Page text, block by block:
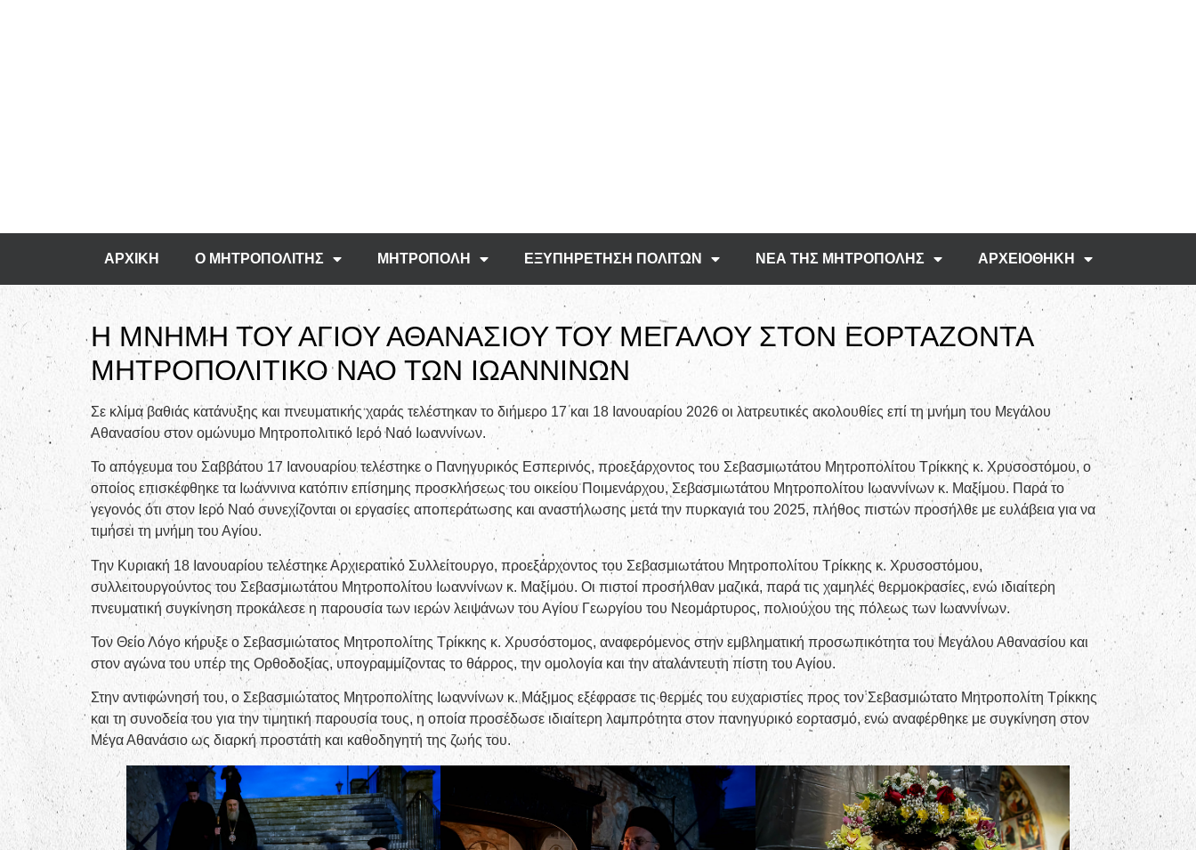
ΑΡΧΙΚΗ Ο ΜΗΤΡΟΠΟΛΙΤΗΣ ΜΗΤΡΟΠΟΛΗ ΕΞΥΠΗΡΕΤΗΣΗ ΠΟΛΙΤΩΝ ΝΕΑ ΤΗΣ ΜΗΤΡΟΠΟΛΗΣ ΑΡΧΕΙΟΘΗΚΗ
Η ΜΝΗΜΗ ΤΟΥ ΑΓΙΟΥ ΑΘΑΝΑΣΙΟΥ ΤΟΥ ΜΕΓΑΛΟΥ ΣΤΟΝ ΕΟΡΤΑΖΟΝΤΑ
ΜΗΤΡΟΠΟΛΙΤΙΚΟ ΝΑΟ ΤΩΝ ΙΩΑΝΝΙΝΩΝ
Σε κλίμα βαθιάς κατάνυξης και πνευματικής χαράς τελέστηκαν το διήμερο 17 και 18 Ιανουαρίου 2026 οι λατρευτικές ακολουθίες επί τη μνήμη του Μεγάλου
Αθανασίου στον ομώνυμο Μητροπολιτικό Ιερό Ναό Ιωαννίνων.
Το απόγευμα του Σαββάτου 17 Ιανουαρίου τελέστηκε ο Πανηγυρικός Εσπερινός, προεξάρχοντος του Σεβασμιωτάτου Μητροπολίτου Τρίκκης κ. Χρυσοστόμου, ο
οποίος επισκέφθηκε τα Ιωάννινα κατόπιν επίσημης προσκλήσεως του οικείου Ποιμενάρχου, Σεβασμιωτάτου Μητροπολίτου Ιωαννίνων κ. Μαξίμου. Παρά το
γεγονός ότι στον Ιερό Ναό συνεχίζονται οι εργασίες αποπεράτωσης και αναστήλωσης μετά την πυρκαγιά του 2025, πλήθος πιστών προσήλθε με ευλάβεια για να
τιμήσει τη μνήμη του Αγίου.
Την Κυριακή 18 Ιανουαρίου τελέστηκε Αρχιερατικό Συλλείτουργο, προεξάρχοντος του Σεβασμιωτάτου Μητροπολίτου Τρίκκης κ. Χρυσοστόμου,
συλλειτουργούντος του Σεβασμιωτάτου Μητροπολίτου Ιωαννίνων κ. Μαξίμου. Οι πιστοί προσήλθαν μαζικά, παρά τις χαμηλές θερμοκρασίες, ενώ ιδιαίτερη
πνευματική συγκίνηση προκάλεσε η παρουσία των ιερών λειψάνων του Αγίου Γεωργίου του Νεομάρτυρος, πολιούχου της πόλεως των Ιωαννίνων.
Τον Θείο Λόγο κήρυξε ο Σεβασμιώτατος Μητροπολίτης Τρίκκης κ. Χρυσόστομος, αναφερόμενος στην εμβληματική προσωπικότητα του Μεγάλου Αθανασίου και
στον αγώνα του υπέρ της Ορθοδοξίας, υπογραμμίζοντας το θάρρος, την ομολογία και την αταλάντευτη πίστη του Αγίου.
Στην αντιφώνησή του, ο Σεβασμιώτατος Μητροπολίτης Ιωαννίνων κ. Μάξιμος εξέφρασε τις θερμές του ευχαριστίες προς τον Σεβασμιώτατο Μητροπολίτη Τρίκκης
και τη συνοδεία του για την τιμητική παρουσία τους, η οποία προσέδωσε ιδιαίτερη λαμπρότητα στον πανηγυρικό εορτασμό, ενώ αναφέρθηκε με συγκίνηση στον
Μέγα Αθανάσιο ως διαρκή προστάτη και καθοδηγητή της ζωής του.